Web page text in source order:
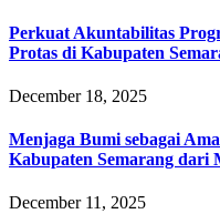
Perkuat Akuntabilitas
Protas di Kabupaten
December 18, 2025
Menjaga Bumi sebagai
Kabupaten Semarang dari
December 11, 2025